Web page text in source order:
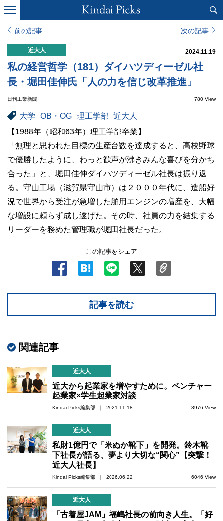
前の記事 次の記事
近大人 2024.11.19
私の経営哲学（181）ダイハツディーゼル社
長・堀田佳伸氏「人の力を信じ改革推進」
日刊工業新聞 780 View
大学 OB・OG 理工学部
近大人
【1988年（昭和63年）理工学部卒業】
「無理と思われた目標の生産台数を達成すると、高校野球
で優勝したように、わっと歓声が沸きみんな喜びを分かち
合った」と、堀田佳伸ダイハツディーゼル社長は振り返
る。守山工場（滋賀県守山市）は２０００年代に、造船好
況で世界から受注が急増した舶用エンジンの増産を、大幅
な増設に頼らず成し遂げた。その時、社員の力を結集する
リーダーを務めた管理職が堀田社長だった。
この記事をシェア
記事を読む
関連記事
近大人
近大から起業家を増やすために。ベンチャー
起業家×学生起業家対談
Kindai Picks編集部 ｜ 2021.11.18 3976 View
近大人
私財1億円で「米ぬか靴下」を開発。鈴木靴
下社長が語る、夢より大切な“関心”【突撃！
近大人社長】
Kindai Picks編集部 ｜ 2026.06.22 6046 View
近大人
「古着屋JAM」福嶋社長の前向き人生。「好